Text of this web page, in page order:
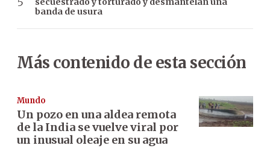
banda de usura
Más contenido de esta sección
Mundo
Un pozo en una aldea remota
de la India se vuelve viral por
un inusual oleaje en su agua